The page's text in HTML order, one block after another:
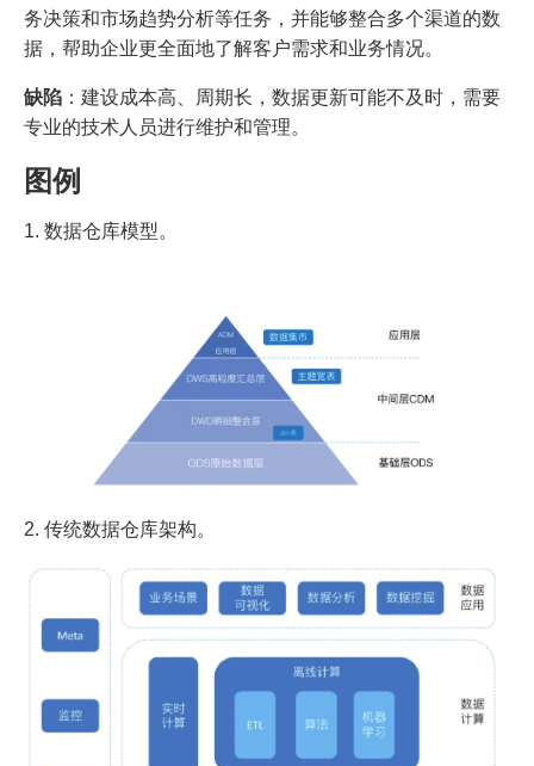
务决策和市场趋势分析等任务，并能够整合多个渠道的数
据，帮助企业更全面地了解客户需求和业务情况。
缺陷 ：建设成本高、周期长，数据更新可能不及时，需要
专业的技术人员进行维护和管理。
图例
1. 数据仓库模型。
2. 传统数据仓库架构。